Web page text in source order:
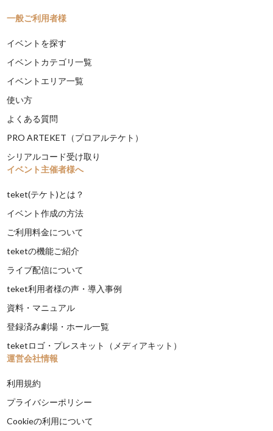
一般ご利用者様
イベントを探す
イベントカテゴリ一覧
イベントエリア一覧
使い方
よくある質問
PRO ARTEKET（プロアルテケト）
シリアルコード受け取り
イベント主催者様へ
teket(テケト)とは？
イベント作成の方法
ご利用料金について
teketの機能ご紹介
ライブ配信について
teket利用者様の声・導入事例
資料・マニュアル
登録済み劇場・ホール一覧
teketロゴ・プレスキット（メディアキット）
運営会社情報
利用規約
プライバシーポリシー
Cookieの利用について